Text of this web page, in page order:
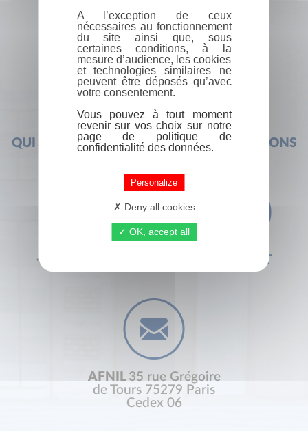
QUI SOMMES-NOUS ? FOIRE AUX QUESTIONS
+33 (0) 1 44 41 29 19 CONTACT
AFNIL 35 rue Grégoire
de Tours 75279 Paris
Cedex 06
A l’exception de ceux
nécessaires au fonctionnement
du site ainsi que, sous
certaines conditions, à la
mesure d’audience, les cookies
et technologies similaires ne
peuvent être déposés qu’avec
votre consentement.
Vous pouvez à tout moment
revenir sur vos choix sur notre
page de politique de
confidentialité des données.
Personalize
Deny all cookies
OK, accept all